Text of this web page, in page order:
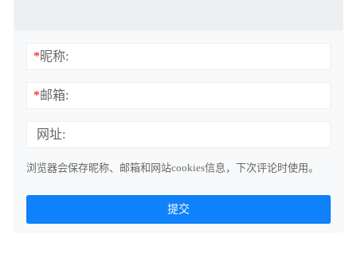
*昵称:
*邮箱:
网址:
浏览器会保存昵称、邮箱和网站cookies信息，下次评论时使用。